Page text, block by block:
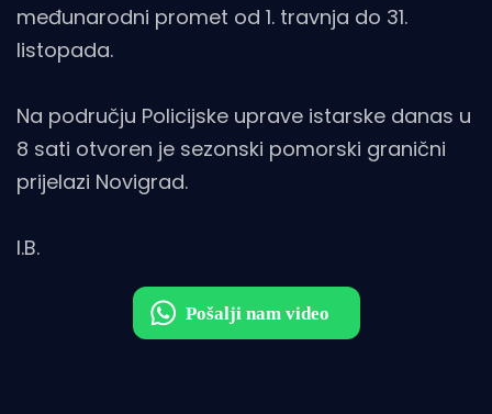
međunarodni promet od 1. travnja do 31.
listopada.
Na području Policijske uprave istarske danas u
8 sati otvoren je sezonski pomorski granični
prijelazi Novigrad.
I.B.